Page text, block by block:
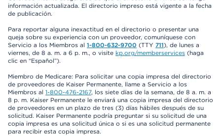
información actualizada. El directorio impreso está vigente a la fecha
de publicación.
Para reportar alguna inexactitud en el directorio o presentar una
queja sobre su experiencia con un proveedor, comuníquese con
Servicio a los Miembros al 1-800-632-9700 (TTY 711), de lunes a
viernes, de 8 a. m. a 6 p. m., o visite kp.org/memberservices (haga
clic en “Español”).
Miembro de Medicare: Para solicitar una copia impresa del directorio
de proveedores de Kaiser Permanente, llame a Servicio a los
Miembros al 1-800-476-2167, los siete días de la semana, de 8 a. m. a
8 p. m. Kaiser Permanente le enviará una copia impresa del directorio
de proveedores en un plazo de tres (3) días hábiles después de su
solicitud. Kaiser Permanente podría preguntar si su solicitud de una
copia impresa es una solicitud única o si es una solicitud permanente
para recibir esta copia impresa.